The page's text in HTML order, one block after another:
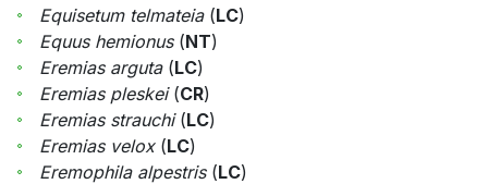
Equisetum telmateia(LC)
Equus hemionus(NT)
Eremias arguta(LC)
Eremias pleskei(CR)
Eremias strauchi(LC)
Eremias velox(LC)
Eremophila alpestris(LC)